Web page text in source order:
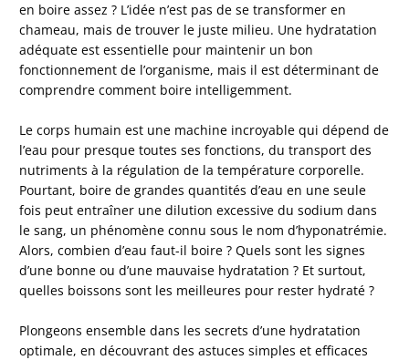
en boire assez ? L’idée n’est pas de se transformer en
chameau, mais de trouver le juste milieu. Une hydratation
adéquate est essentielle pour maintenir un bon
fonctionnement de l’organisme, mais il est déterminant de
comprendre comment boire intelligemment.
Le corps humain est une machine incroyable qui dépend de
l’eau pour presque toutes ses fonctions, du transport des
nutriments à la régulation de la température corporelle.
Pourtant, boire de grandes quantités d’eau en une seule
fois peut entraîner une dilution excessive du sodium dans
le sang, un phénomène connu sous le nom d’hyponatrémie.
Alors, combien d’eau faut-il boire ? Quels sont les signes
d’une bonne ou d’une mauvaise hydratation ? Et surtout,
quelles boissons sont les meilleures pour rester hydraté ?
Plongeons ensemble dans les secrets d’une hydratation
optimale, en découvrant des astuces simples et efficaces